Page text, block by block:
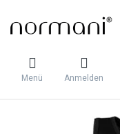
Menü Anmelden